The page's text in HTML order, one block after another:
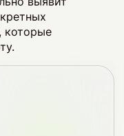
которые